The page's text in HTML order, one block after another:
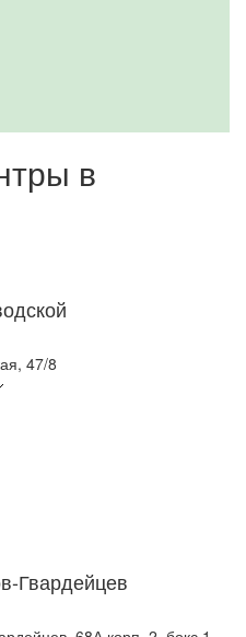
в
47/8
Гвардейцев